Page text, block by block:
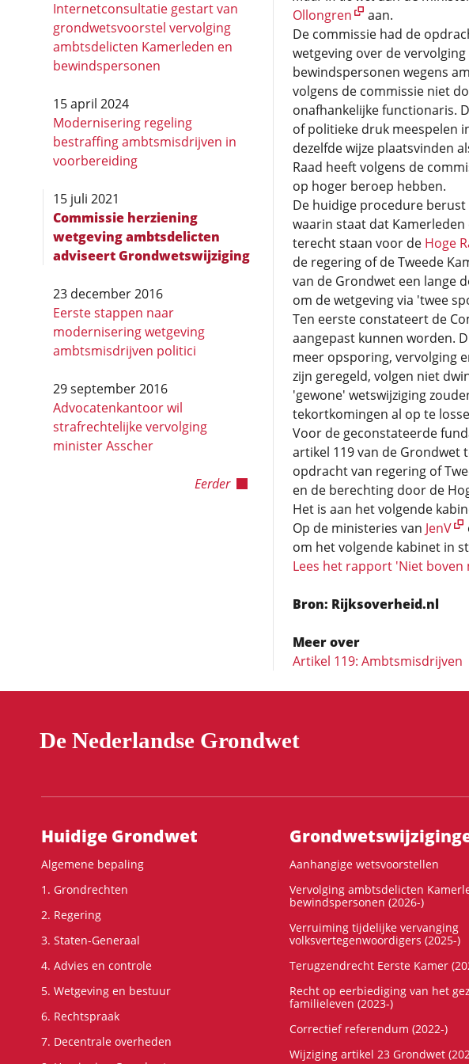
Internetconsultatie gestart van
grondwetsvoorstel vervolging
ambtsdelicten Kamerleden en
bewindspersonen
15 april 2024
Modernisering regeling
bestraffing ambtsmisdrijven in
voorbereiding
15 juli 2021
Commissie herziening
wetgeving ambts­­delicten
adviseert Grondwetswijziging
23 december 2016
Eerste stappen naar
modernisering wetgeving
ambtsmisdrijven politici
29 september 2016
Advocatenkantoor wil
strafrechtelijke vervolging
minister Asscher
Eerder
Ollongren
aan.
De commissie had de
wetgeving over de
bewindspersonen wegens
volgens de commissie niet
onafhankelijke functionaris.
of politieke druk meespelen
dezelfde wijze plaatsvinden
Raad heeft volgens de
op hoger beroep hebben.
De huidige procedure
waarin staat dat
terecht staan voor de Hoge
de regering of de Tweede
van de Grondwet een lange
om de wetgeving via 'twee
Ten eerste constateert de
aangepast kunnen worden.
meer opsporing, vervolging
zijn geregeld, volgen niet
'gewone' wetswijziging
tekortkomingen al op te
Voor de geconstateerde
artikel 119 van de Grondwet
opdracht van regering of
en de berechting door de
Het is aan het volgende
Op de ministeries van JenV
om het volgende kabinet in
Lees het rapport 'Niet boven
Bron: Rijksoverheid.nl
Meer over
Artikel 119: Ambtsmisdrijven
De Nederlandse Grondwet
Hoofdnavigatie
Huidige Grondwet
Algemene bepaling
1. Grondrechten
2. Regering
3. Staten-Generaal
4. Advies en controle
5. Wetgeving en bestuur
6. Rechtspraak
7. Decentrale overheden
Aanhangige wetsvoorstellen
Vervolging ambtsdelicten
bewindspersonen (2026-)
Verruiming tijdelijke vervanging
volksvertegenwoordigers (2025-)
Terugzendrecht Eerste Kamer
Recht op eerbiediging van het
familieleven (2023-)
Correctief referendum (2022-)
Wijziging artikel 23 Grondwet